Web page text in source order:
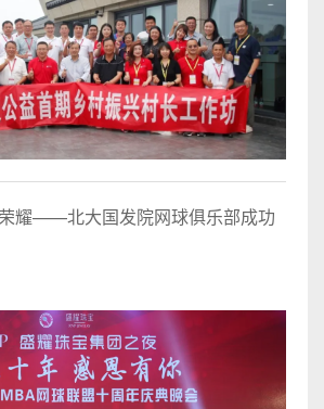
耀——北大国发院网球俱乐部成功